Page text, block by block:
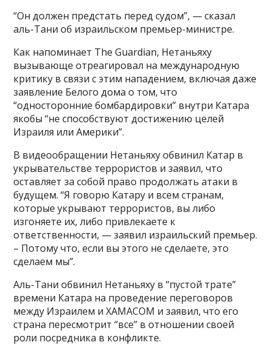
“Он должен предстать перед судом”, — сказал
аль-Тани об израильском премьер-министре.
Как напоминает The Guardian, Нетаньяху
вызывающе отреагировал на международную
критику в связи с этим нападением, включая даже
заявление Белого дома о том, что
“односторонние бомбардировки” внутри Катара
якобы “не способствуют достижению целей
Израиля или Америки”.
В видеообращении Нетаньяху обвинил Катар в
укрывательстве террористов и заявил, что
оставляет за собой право продолжать атаки в
будущем. “Я говорю Катару и всем странам,
которые укрывают террористов, вы либо
изгоняете их, либо привлекаете к
ответственности, — заявил израильский премьер.
– Потому что, если вы этого не сделаете, это
сделаем мы”.
Аль-Тани обвинил Нетаньяху в “пустой трате”
времени Катара на проведение переговоров
между Израилем и ХАМАСОМ и заявил, что его
страна пересмотрит “все” в отношении своей
роли посредника в конфликте.